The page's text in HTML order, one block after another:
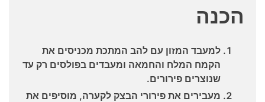
הכנה
למעבד המזון עם להב המתכת מכניסים את
הקמח המלח והחמאה ומעבדים בפולסים רק עד
שנוצרים פירורים.
מעבירים את פירורי הבצק לקערה, מוסיפים את